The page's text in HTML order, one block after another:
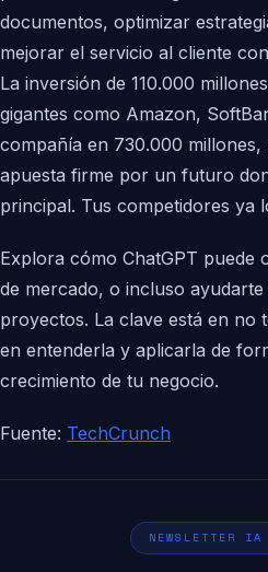
documentos, optimizar
mejorar el servicio al cliente con
La inversión de 110.000
gigantes como Amazon,
compañía en 730.000 millones,
apuesta firme por un futuro
principal. Tus competidores ya
Explora cómo ChatGPT puede
de mercado, o incluso
proyectos. La clave está en no
en entenderla y aplicarla de
crecimiento de tu negocio.
Fuente: TechCrunch
NEWSLETTER